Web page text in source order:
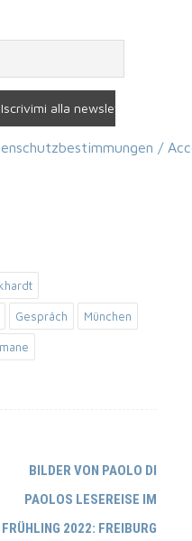
/
Gespräch München
BILDER VON PAOLO DI
PAOLOS LESEREISE IM
FRÜHLING 2022: FREIBURG